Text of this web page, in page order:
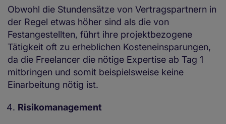
Obwohl die Stundensätze von Vertragspartnern in
der Regel etwas höher sind als die von
Festangestellten, führt ihre projektbezogene
Tätigkeit oft zu erheblichen Kosteneinsparungen,
da die Freelancer die nötige Expertise ab Tag 1
mitbringen und somit beispielsweise keine
Einarbeitung nötig ist.
Risikomanagement